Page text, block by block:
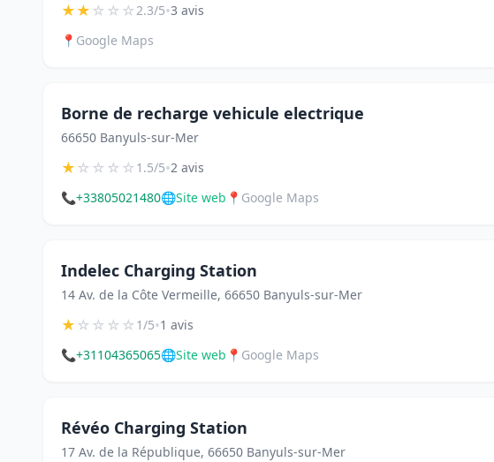
★★☆☆☆2.3/5•3 avis
📍 Google Maps
Borne de recharge vehicule electrique
66650 Banyuls-sur-Mer
★☆☆☆☆1.5/5•2 avis
📞+33805021480🌐Site web 📍 Google Maps
Indelec Charging Station
14 Av. de la Côte Vermeille, 66650 Banyuls-sur-Mer
★☆☆☆☆1/5•1 avis
📞+31104365065🌐Site web 📍 Google Maps
Révéo Charging Station
17 Av. de la République, 66650 Banyuls-sur-Mer